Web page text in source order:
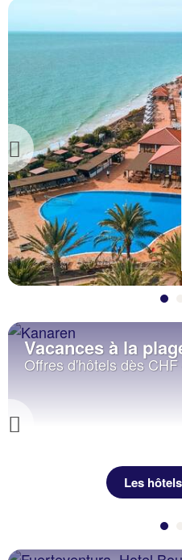
Previous
Previous
Vacances à la
Offres d'hôtels dès
Les